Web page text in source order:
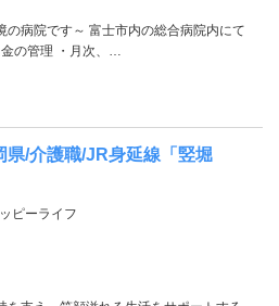
の病院です～ 富士市内の総合病院内にて
の管理 ・月次、…
県/介護職/JR身延線「竪堀
ピーライフ